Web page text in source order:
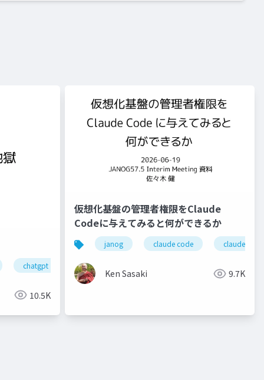
chatgpt janogdon
10.5K
仮想化基盤の管理者権限をClaude
Codeに与えてみると何ができるか
janog claude code claude
Ken Sasaki 9.7K